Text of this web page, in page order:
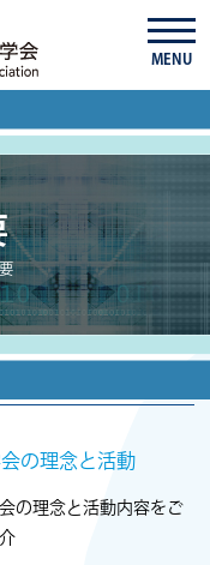
MENU
の理念と活動
の理念と活動内容をご